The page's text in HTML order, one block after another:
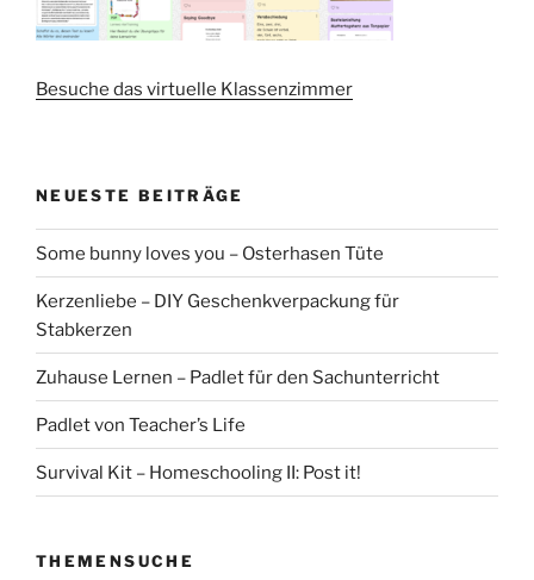
Besuche das virtuelle Klassenzimmer
NEUESTE BEITRÄGE
Some bunny loves you – Osterhasen Tüte
Kerzenliebe – DIY Geschenkverpackung für
Stabkerzen
Zuhause Lernen – Padlet für den Sachunterricht
Padlet von Teacher’s Life
Survival Kit – Homeschooling II: Post it!
THEMENSUCHE